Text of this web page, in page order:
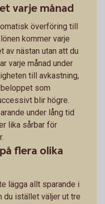
varje månad
överföring till
kommer varje
av nästan utan att du
varje månad under
till avkastning,
som
blir högre.
under lång tid
lika sårbar för
flera olika
lägga allt sparande i
du istället väljer ut tre